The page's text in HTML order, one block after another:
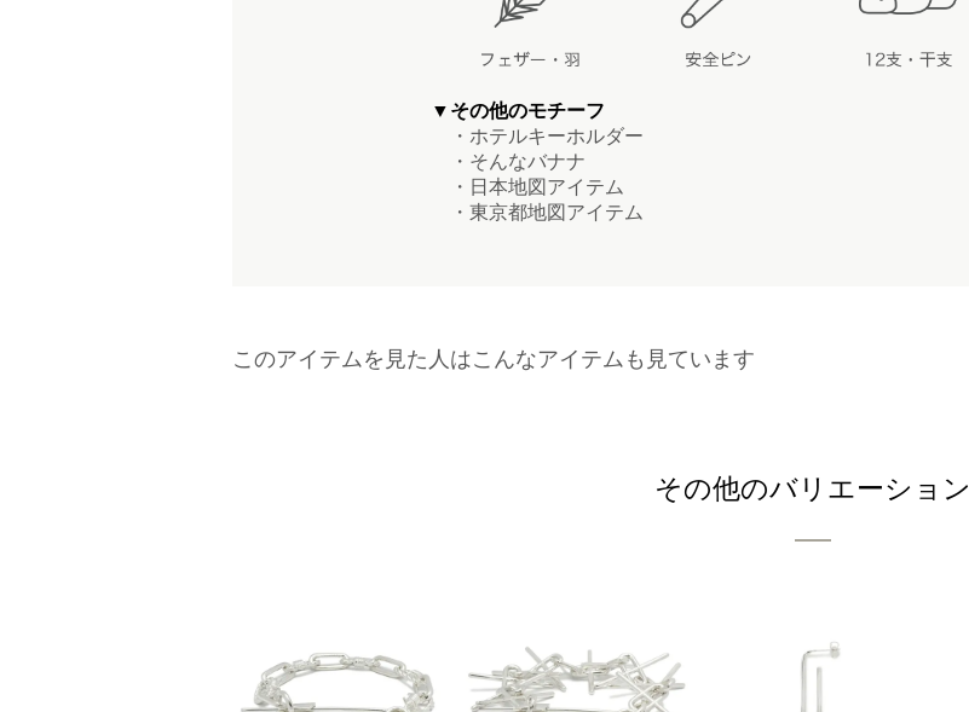
▼その他のモチーフ
・ホテルキーホルダー
・そんなバナナ
・日本地図アイテム
・東京都地図アイテム
このアイテムを見た人はこんなアイテムも見ています
その他のバリエーション